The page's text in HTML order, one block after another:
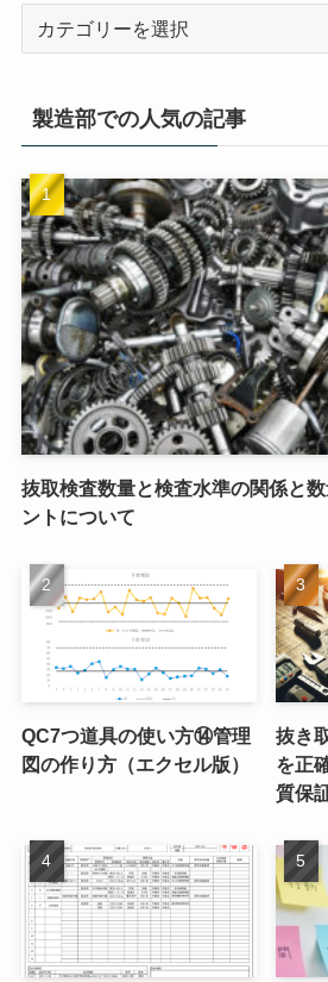
製造部での人気の記事
抜取検査数量と検査水準の関係と
ントについて
QC7つ道具の使い方⑭管理
図の作り方（エクセル版）
抜き
を正
質保